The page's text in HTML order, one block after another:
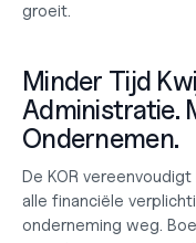
groeit.
Minder Tijd
Administratie.
Ondernemen.
De KOR
alle financiële
onderneming weg.